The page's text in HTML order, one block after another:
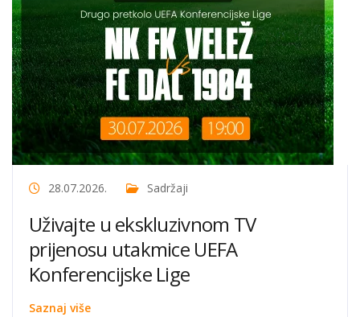
28.07.2026. Sadržaji
Uživajte u ekskluzivnom TV
prijenosu utakmice UEFA
Konferencijske Lige
Saznaj više